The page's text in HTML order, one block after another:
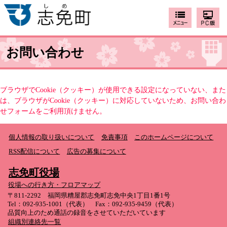
お問い合わせ
ブラウザでCookie（クッキー）が使用できる設定になっていない、また
は、ブラウザがCookie（クッキー）に対応していないため、お問い合わ
せフォームをご利用頂けません。
個人情報の取り扱いについて 免責事項
このホームページについて
RSS配信について
広告の募集について
志免町役場
役場への行き方・フロアマップ
〒811-2292 福岡県糟屋郡志免町志免中央1丁目1番1号
Tel：092-935-1001（代表） Fax：092-935-9459（代表）
品質向上のため通話の録音をさせていただいています
組織別連絡先一覧